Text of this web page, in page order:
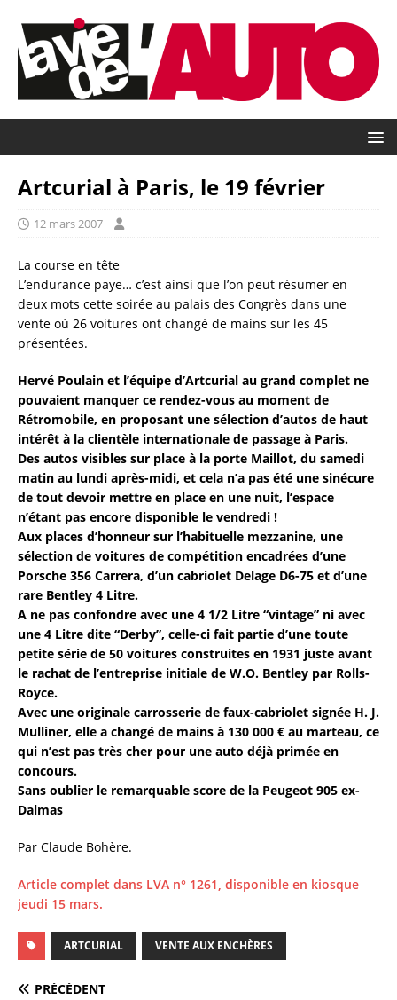
Artcurial à Paris, le 19 février
12 mars 2007
La course en tête
L’endurance paye… c’est ainsi que l’on peut résumer en
deux mots cette soirée au palais des Congrès dans une
vente où 26 voitures ont changé de mains sur les 45
présentées.
Hervé Poulain et l’équipe d’Artcurial au grand complet ne
pouvaient manquer ce rendez-vous au moment de
Rétromobile, en proposant une sélection d’autos de haut
intérêt à la clientèle internationale de passage à Paris.
Des autos visibles sur place à la porte Maillot, du samedi
matin au lundi après-midi, et cela n’a pas été une sinécure
de tout devoir mettre en place en une nuit, l’espace
n’étant pas encore disponible le vendredi !
Aux places d’honneur sur l’habituelle mezzanine, une
sélection de voitures de compétition encadrées d’une
Porsche 356 Carrera, d’un cabriolet Delage D6-75 et d’une
rare Bentley 4 Litre.
A ne pas confondre avec une 4 1/2 Litre “vintage” ni avec
une 4 Litre dite “Derby”, celle-ci fait partie d’une toute
petite série de 50 voitures construites en 1931 juste avant
le rachat de l’entreprise initiale de W.O. Bentley par Rolls-
Royce.
Avec une originale carrosserie de faux-cabriolet signée H. J.
Mulliner, elle a changé de mains à 130 000 € au marteau, ce
qui n’est pas très cher pour une auto déjà primée en
concours.
Sans oublier le remarquable score de la Peugeot 905 ex-
Dalmas
Par Claude Bohère.
Article complet dans LVA n° 1261, disponible en kiosque
jeudi 15 mars.
ARTCURIAL VENTE AUX ENCHÈRES
PRÉCÉDENT